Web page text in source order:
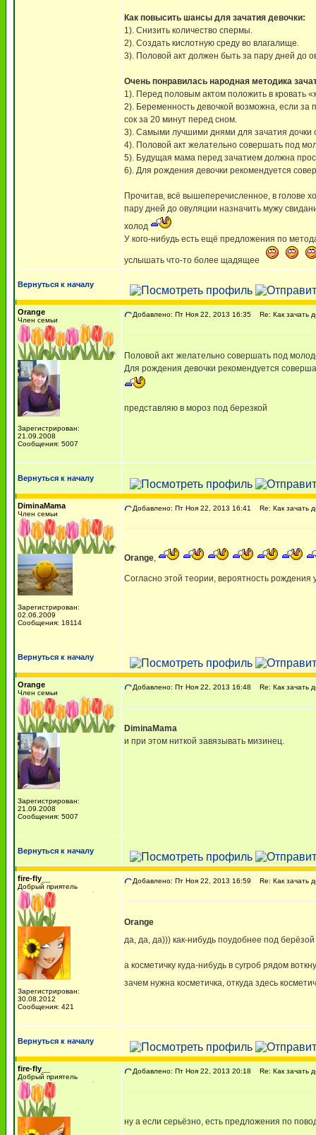
Как повысить шансы для зачатия девочки:
1). Снизить количество спермы.
2). Создать кислотную среду во влагалище.
3). Половой акт должен быть за пару дней до
Очень понравилась народная методика
1). Перед половым актом положить в кровать
2). Беременность девочкой возможна, если за
сок за 20 минут перед сном.
3). Самыми лучшими днями для зачатия дочки
4). Половой акт желательно совершать под
5). Будущая мама перед зачатием должна
6). Для рождения девочки рекомендуется
Прочитав, всё вышеперечисленное, в голове
пару дней до овуляции назначить мужу
холод
У кого-нибудь есть ещё предложения по
услышать что-то более щадящее
Вернуться к началу
Orange
Член семьи
Зарегистрирован:
21.09.2008
Сообщения: 5007
Добавлено: Пт Ноя 22, 2013 16:35 Re: Как зачать
Половой акт желательно совершать под
Для рождения девочки рекомендуется
представляю в мороз под березкой
Вернуться к началу
DiminaMama
Член семьи
Зарегистрирован:
02.06.2009
Сообщения: 18114
Добавлено: Пт Ноя 22, 2013 16:41 Re: Как зачать
Orange,
Согласно этой теории, вероятность
Вернуться к началу
Orange
Член семьи
Зарегистрирован:
21.09.2008
Сообщения: 5007
Добавлено: Пт Ноя 22, 2013 16:48 Re: Как зачать
DiminaMama
и при этом ниткой завязывать мизинец.
Вернуться к началу
fire-fly__
Добрый приятель
Зарегистрирован:
30.08.2012
Сообщения: 421
Добавлено: Пт Ноя 22, 2013 16:59 Re: Как зачать
Orange
да, да, да))) как-нибудь поудобнее под
а косметичку куда-нибудь в сугроб рядом
зачем нужна косметичка, откуда здесь
Вернуться к началу
fire-fly__
Добрый приятель
Добавлено: Пт Ноя 22, 2013 20:18 Re: Как зачать
ну а если серьёзно, есть предложения по